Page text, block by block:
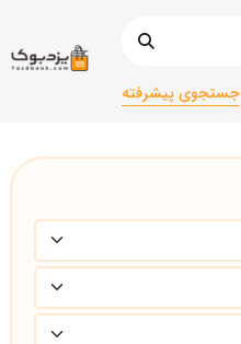
جستجوی پیشرفته
کمک درسی/